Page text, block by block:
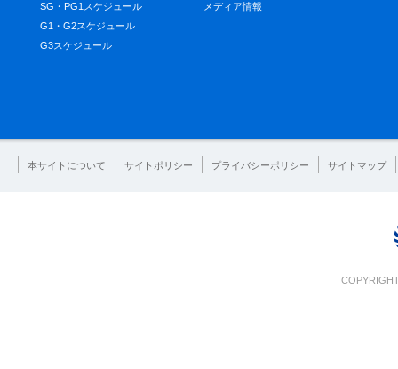
SG・PG1スケジュール
G1・G2スケジュール
G3スケジュール
メディア情報
本サイトについて サイトポリシー プライバシーポリシー サイトマップ